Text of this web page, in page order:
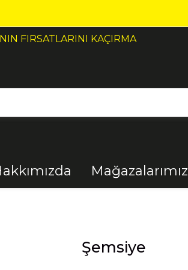
FIRSATLARINI KAÇIRMA
Elektrik
Mağazalarımız
Şemsiye